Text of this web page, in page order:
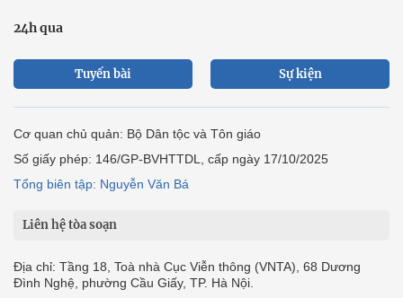
24h qua
Tuyến bài Sự kiện
Cơ quan chủ quản: Bộ Dân tộc và Tôn giáo
Số giấy phép: 146/GP-BVHTTDL, cấp ngày 17/10/2025
Tổng biên tập: Nguyễn Văn Bá
Liên hệ tòa soạn
Địa chỉ: Tầng 18, Toà nhà Cục Viễn thông (VNTA), 68 Dương
Đình Nghệ, phường Cầu Giấy, TP. Hà Nội.